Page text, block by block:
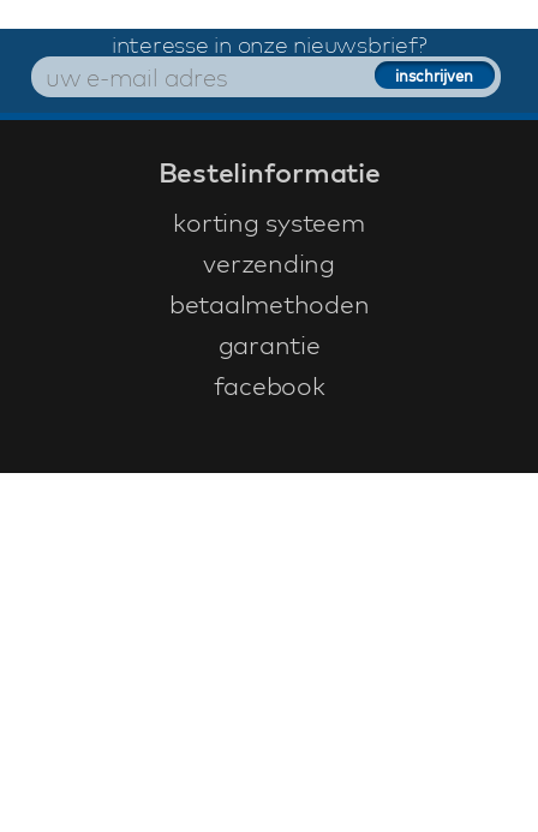
interesse in onze nieuwsbrief?
Bestelinformatie
korting systeem
verzending
betaalmethoden
garantie
facebook
Klantenservice